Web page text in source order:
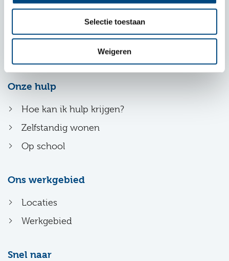
Selectie toestaan
Weigeren
Plan je route
088 356 20 00
info@entrealindenhout.nl
Onze hulp
Hoe kan ik hulp krijgen?
Zelfstandig wonen
Op school
Ons werkgebied
Locaties
Werkgebied
Snel naar